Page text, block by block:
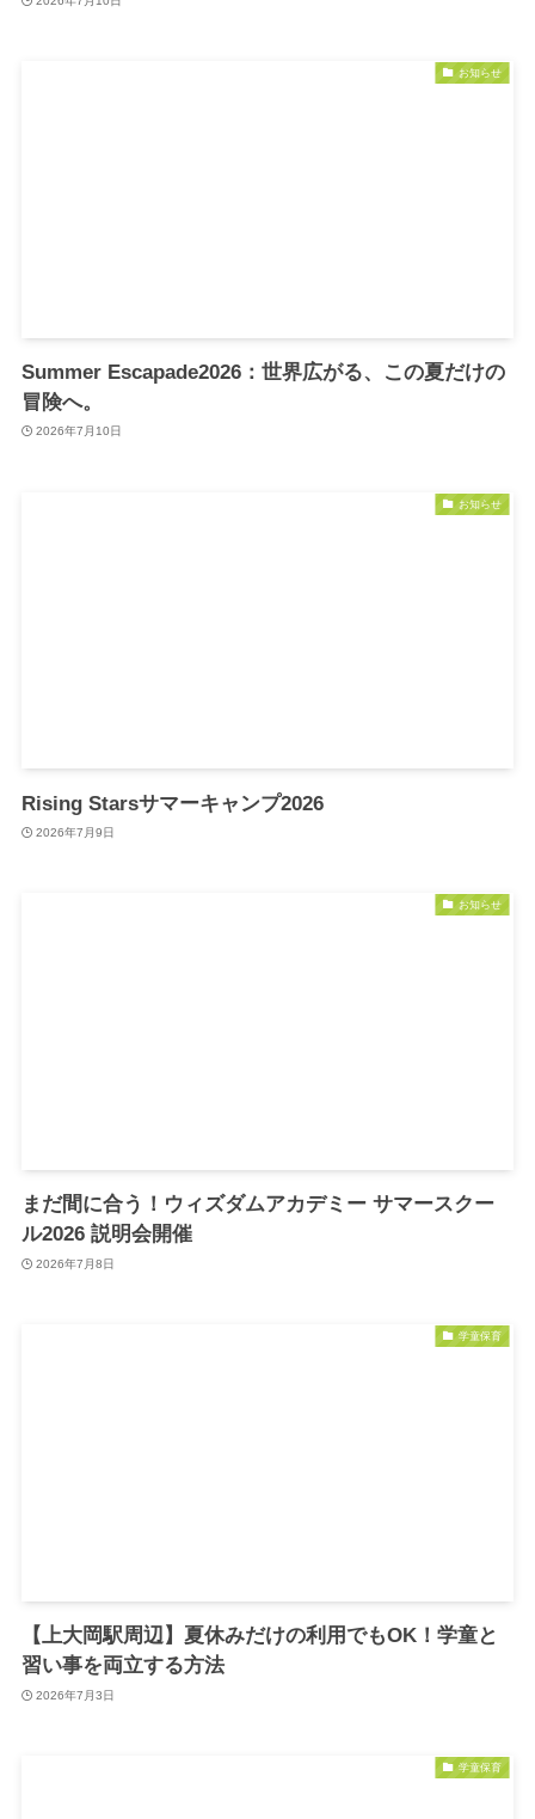
お知らせ
Summer Escapade2026：世界広がる、この夏だけの
冒険へ。
2026年7月10日
お知らせ
Rising Starsサマーキャンプ2026
2026年7月9日
お知らせ
まだ間に合う！ウィズダムアカデミー サマースクー
ル2026 説明会開催
2026年7月8日
学童保育
【上大岡駅周辺】夏休みだけの利用でもOK！学童と
習い事を両立する方法
2026年7月3日
学童保育